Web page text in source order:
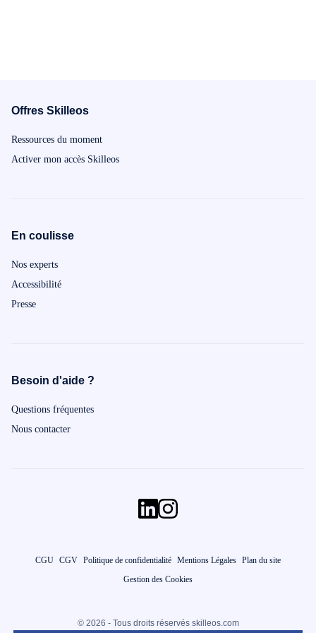
Offres Skilleos
Ressources du moment
Activer mon accès Skilleos
En coulisse
Nos experts
Accessibilité
Presse
Besoin d'aide ?
Questions fréquentes
Nous contacter
CGU CGV Politique de confidentialité Mentions Légales Plan du site
Gestion des Cookies
© 2026 - Tous droits réservés skilleos.com